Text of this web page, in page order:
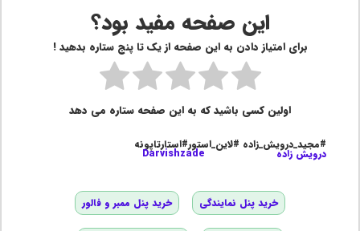
این صفحه مفید بود؟
برای امتیاز دادن به این صفحه از یک تا پنج ستاره بدهید !
اولین کسی باشید که به این صفحه ستاره می دهد
#مجید_درویش_زاده #لاین_استور#استارتاپونه
درویش زاده Darvishzade
خرید پنل نمایندگی خرید پنل ممبر و فالور